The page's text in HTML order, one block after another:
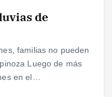
de
familias no pueden
Luego de más
en el…